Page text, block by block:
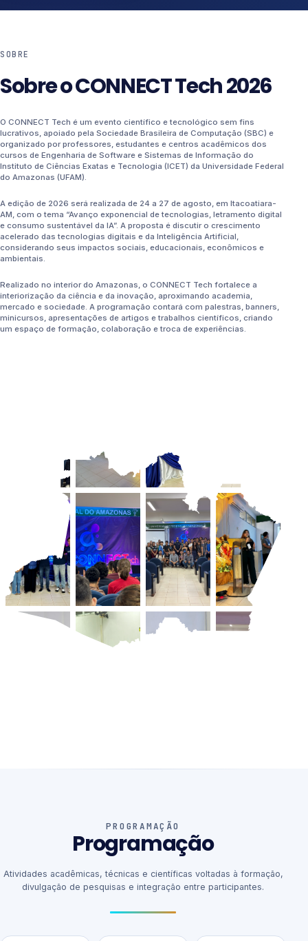
SOBRE
Sobre o CONNECT Tech 2026
O CONNECT Tech é um evento científico e tecnológico sem fins
lucrativos, apoiado pela Sociedade Brasileira de Computação (SBC) e
organizado por professores, estudantes e centros acadêmicos dos
cursos de Engenharia de Software e Sistemas de Informação do
Instituto de Ciências Exatas e Tecnologia (ICET) da Universidade Federal
do Amazonas (UFAM).
A edição de 2026 será realizada de 24 a 27 de agosto, em Itacoatiara-
AM, com o tema “Avanço exponencial de tecnologias, letramento digital
e consumo sustentável da IA”. A proposta é discutir o crescimento
acelerado das tecnologias digitais e da Inteligência Artificial,
considerando seus impactos sociais, educacionais, econômicos e
ambientais.
Realizado no interior do Amazonas, o CONNECT Tech fortalece a
interiorização da ciência e da inovação, aproximando academia,
mercado e sociedade. A programação contará com palestras, banners,
minicursos, apresentações de artigos e trabalhos científicos, criando
um espaço de formação, colaboração e troca de experiências.
PROGRAMAÇÃO
Programação
Atividades acadêmicas, técnicas e científicas voltadas à formação,
divulgação de pesquisas e integração entre participantes.